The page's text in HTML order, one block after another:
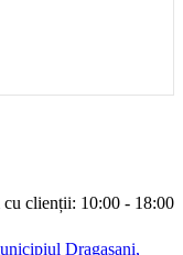
cu clienții: 10:00 - 18:00
Dragasani,